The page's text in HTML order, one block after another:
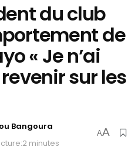
du club
de
« Je n’ai
sur les
Bangoura
minutes
AA